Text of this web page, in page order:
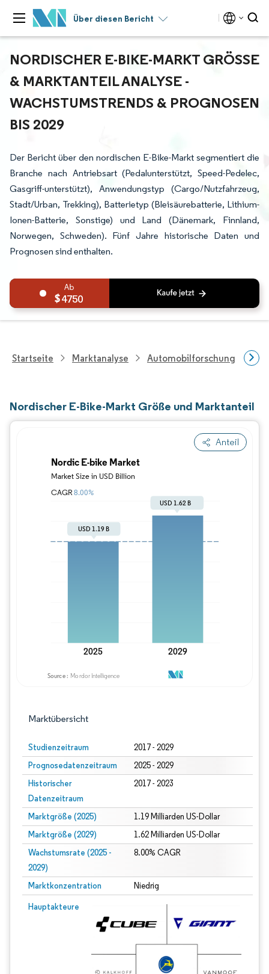
Über diesen Bericht
NORDISCHER E-BIKE-MARKT GRÖSSE &
MARKTANTEIL ANALYSE - W
ACHSTUMSTRENDS & PROGNOSEN B
IS 2029
Der Bericht über den nordischen E-Bike-Markt segmentiert die
Branche nach Antriebsart (Pedalunterstützt, Speed-Pedelec,
Gasgriff-unterstützt), Anwendungstyp (Cargo/Nutzfahrzeug,
Stadt/Urban, Trekking), Batterietyp (Bleisäurebatterie, Lithium-
Ionen-Batterie, Sonstige) und Land (Dänemark, Finnland,
Norwegen, Schweden). Fünf Jahre historische Daten und
Prognosen sind enthalten.
4750
Startseite Marktanalyse Automobilforschung
Nordischer E-Bike-Markt Größe und Marktanteil
Anteil
Marktübersicht
Studienzeitraum 2017 - 2029
Prognosedatenzeitraum 2025 - 2029
Historischer
Datenzeitraum
2017 - 2023
Marktgröße (2025) 1.19 Milliarden US-Dollar
Marktgröße (2029) 1.62 Milliarden US-Dollar
Wachstumsrate (2025 -
2029)
8.00% CAGR
Marktkonzentration Niedrig
Hauptakteure
Bild © Mordor Intelligence. Wiederverwendung erfordert Namensnennung